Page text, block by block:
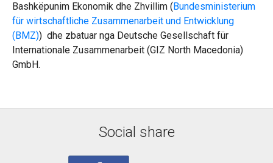
Bashkëpunim Ekonomik dhe Zhvillim (Bundesministerium
für wirtschaftliche Zusammenarbeit und Entwicklung
(BMZ)) dhe zbatuar nga Deutsche Gesellschaft für
Internationale Zusammenarbeit (GIZ North Macedonia)
GmbH.
Social share